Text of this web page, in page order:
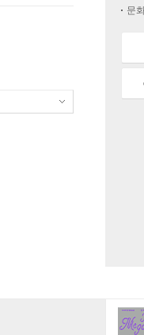
문